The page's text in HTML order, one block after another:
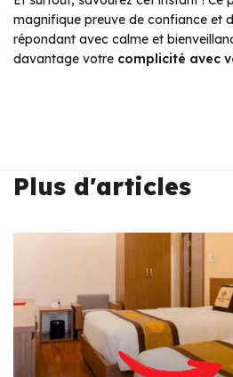
magnifique preuve de confiance et
répondant avec calme et
davantage votre complicité avec
Plus d'articles